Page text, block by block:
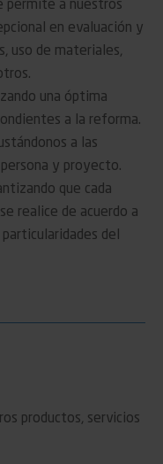
permite a nuestros
en evaluación y
uso de materiales,
una óptima
a la reforma.
a las
y proyecto.
que cada
realice de acuerdo a
del
productos, servicios